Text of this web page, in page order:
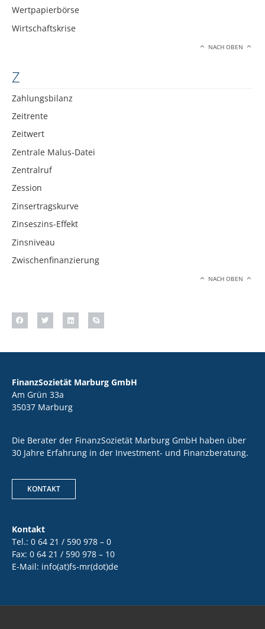
Wertpapierbörse
Wirtschaftskrise
NACH OBEN
Z
Zahlungsbilanz
Zeitrente
Zeitwert
Zentrale Malus-Datei
Zentralruf
Zession
Zinsertragskurve
Zinseszins-Effekt
Zinsniveau
Zwischenfinanzierung
NACH OBEN
FinanzSozietät Marburg GmbH
Am Grün 33a
35037 Marburg
Die Berater der FinanzSozietät Marburg GmbH haben über
30 Jahre Erfahrung in der Investment- und Finanzberatung.
KONTAKT
Kontakt
Tel.: 0 64 21 / 590 978 – 0
Fax: 0 64 21 / 590 978 – 10
E-Mail: info(at)fs-mr(dot)de